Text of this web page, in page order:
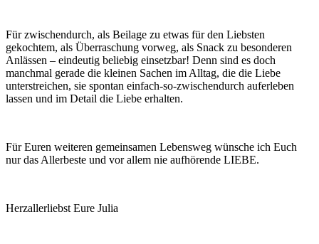
Für zwischendurch, als Beilage zu etwas für den Liebsten
gekochtem, als Überraschung vorweg, als Snack zu besonderen
Anlässen – eindeutig beliebig einsetzbar! Denn sind es doch
manchmal gerade die kleinen Sachen im Alltag, die die Liebe
unterstreichen, sie spontan einfach-so-zwischendurch auferleben
lassen und im Detail die Liebe erhalten.
Für Euren weiteren gemeinsamen Lebensweg wünsche ich Euch
nur das Allerbeste und vor allem nie aufhörende LIEBE.
Herzallerliebst Eure Julia